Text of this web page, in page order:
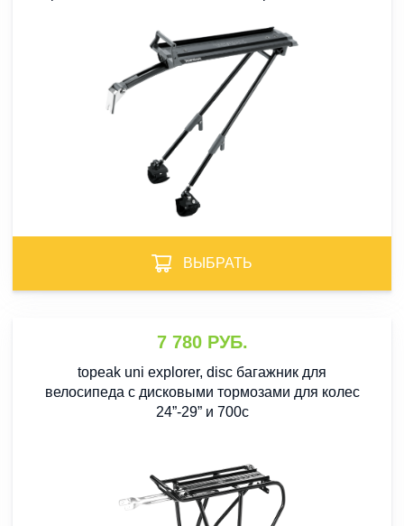
ВЫБРАТЬ
7 780 РУБ.
topeak uni explorer, disc багажник для
велосипеда с дисковыми тормозами для колес
24”-29” и 700c